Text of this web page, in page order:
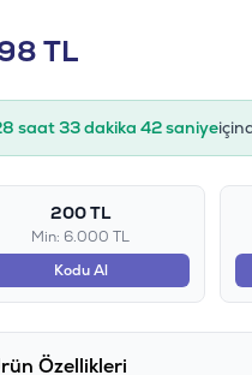
TL
saat 33 dakika 41 saniye
200 TL
Min: 6.000 TL
Kodu Al
Özellikleri